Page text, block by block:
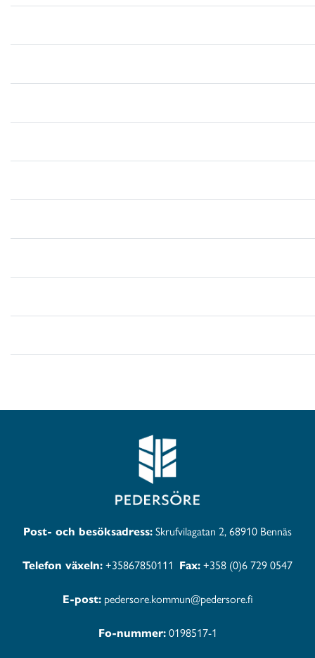
Post- och besöksadress:Skrufvilagatan 2, 68910 Bennäs
Telefon växeln:+35867850111 Fax:+358 (0)6 729 0547
E-post:pedersore.kommun@pedersore.fi
Fo-nummer:0198517-1